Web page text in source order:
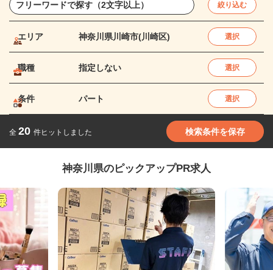
絞り込む
エリア 神奈川県川崎市(川崎区) 選択
職種 指定しない 選択
条件 パート 選択
全 20 件ヒットしました 検索条件を保存
神奈川県のピックアップPR求人